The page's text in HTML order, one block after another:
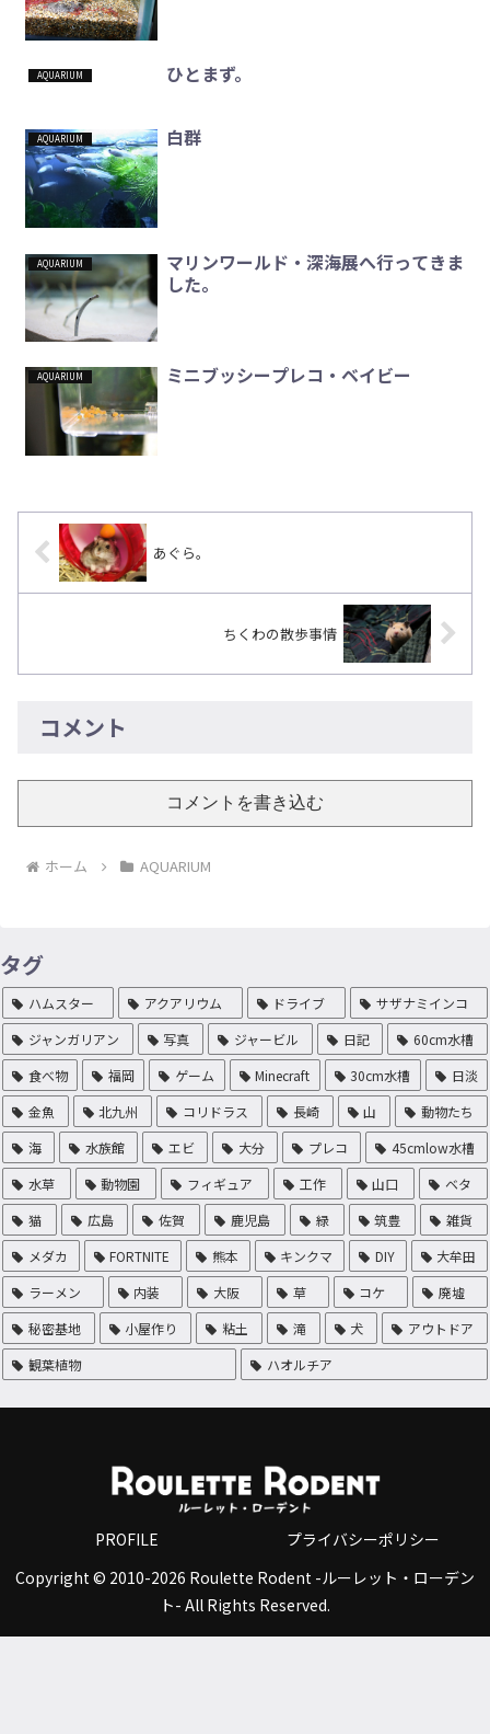
AQUARIUM ひとまず。
AQUARIUM 白群
AQUARIUM
マリンワールド・深海展へ行ってきま
した。
AQUARIUM ミニブッシープレコ・ベイビー
あぐら。
ちくわの散歩事情
コメント
コメントを書き込む
ホーム AQUARIUM
タグ
ハムスター アクアリウム ドライブ
サザナミインコ
ジャンガリアン
写真 ジャービル 日記
60cm水槽
食べ物
福岡 ゲーム Minecraft 30cm水槽
日淡
金魚
北九州 コリドラス 長崎 山
動物たち
海
水族館 エビ 大分 プレコ
45cmlow水槽
水草
動物園 フィギュア 工作 山口
ベタ
猫
広島 佐賀 鹿児島 緑 筑豊
雑貨
メダカ
FORTNITE 熊本 キンクマ DIY
大牟田
ラーメン
内装 大阪 草 コケ
廃墟
秘密基地
小屋作り 粘土 滝 犬
アウトドア
観葉植物
ハオルチア
PROFILE
プライバシーポリシー
Copyright © 2010-2026 Roulette Rodent -ルーレット・ローデン
ト- All Rights Reserved.